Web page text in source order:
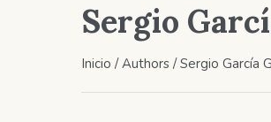
Sergio
Inicio / Authors / Sergio García